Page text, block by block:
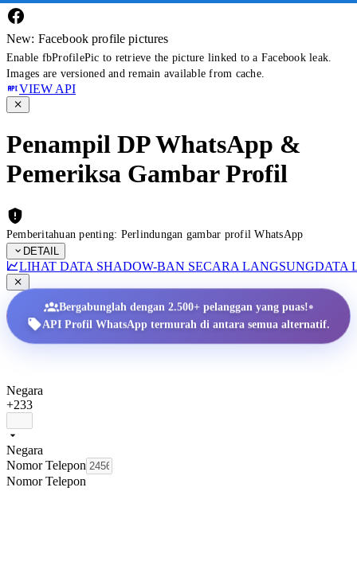
New: Facebook profile pictures
Enable fbProfilePic to retrieve the picture linked to a Facebook leak.
Images are versioned and remain available from cache.
VIEW API
Penampil DP WhatsApp &
Pemeriksa Gambar Profil
Pemberitahuan penting: Perlindungan gambar profil WhatsApp
DETAIL
LIHAT DATA SHADOW-BAN SECARA LANGSUNGDATA
Bergabunglah dengan 2.500+ pelanggan yang puas!•
API Profil WhatsApp termurah di antara semua alternatif.
Negara
+233
Negara
Nomor Telepon
Nomor Telepon